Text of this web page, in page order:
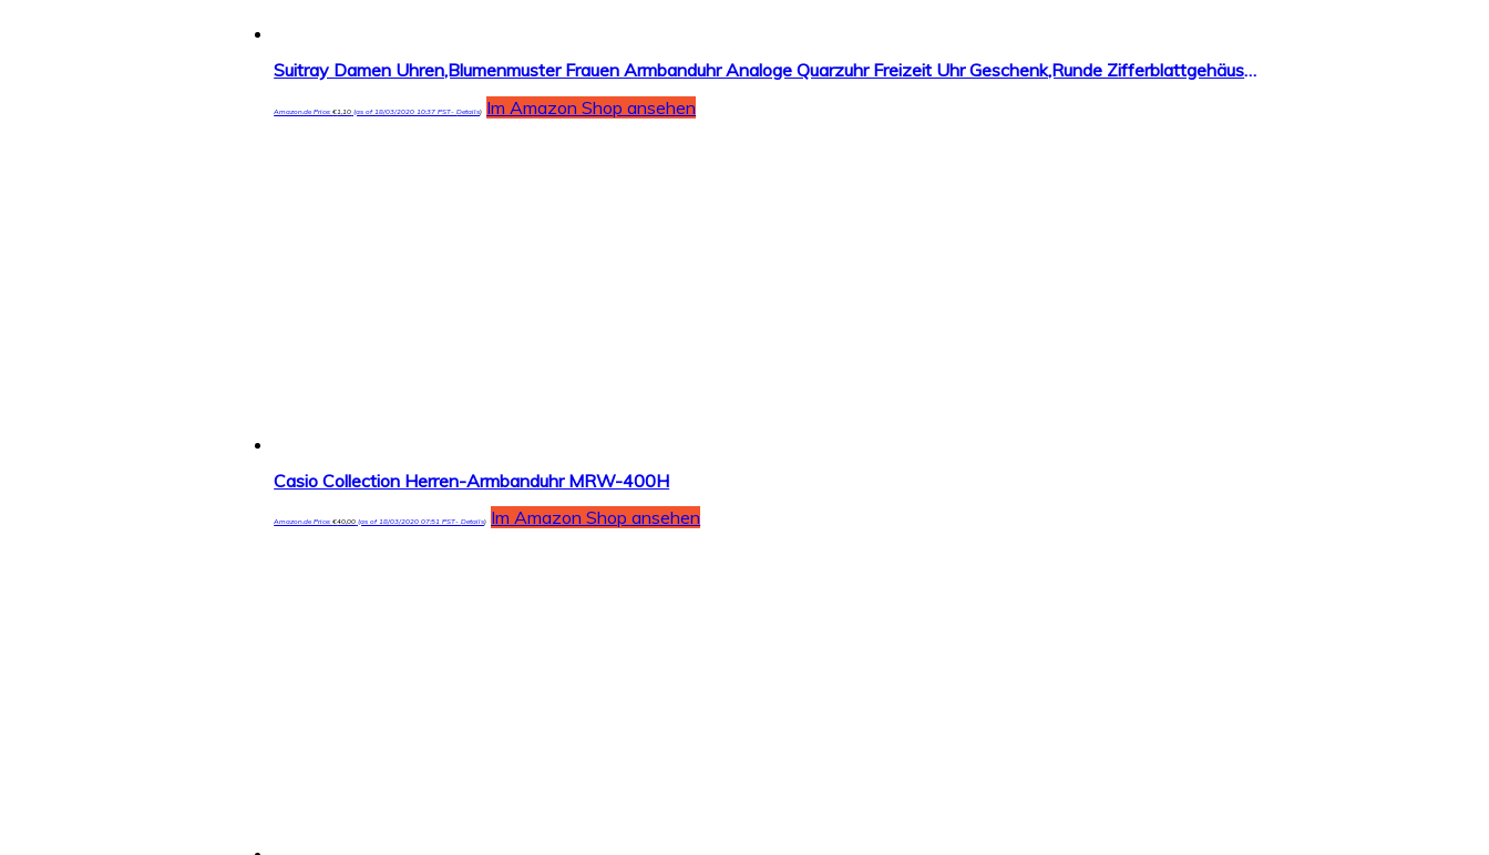
Suitray Damen Uhren,Blumenmuster Frauen Armbanduhr Analoge Quarzuhr Freizeit Uhr Geschenk,Runde Zifferblattgehäuse Lederband Uhren
Amazon.de Price:€1,10 (as of 18/03/2020 10:37 PST-Details) Im Amazon Shop ansehen
Casio Collection Herren-Armbanduhr MRW-400H
Amazon.de Price:€40,00 (as of 18/03/2020 07:51 PST-Details) Im Amazon Shop ansehen